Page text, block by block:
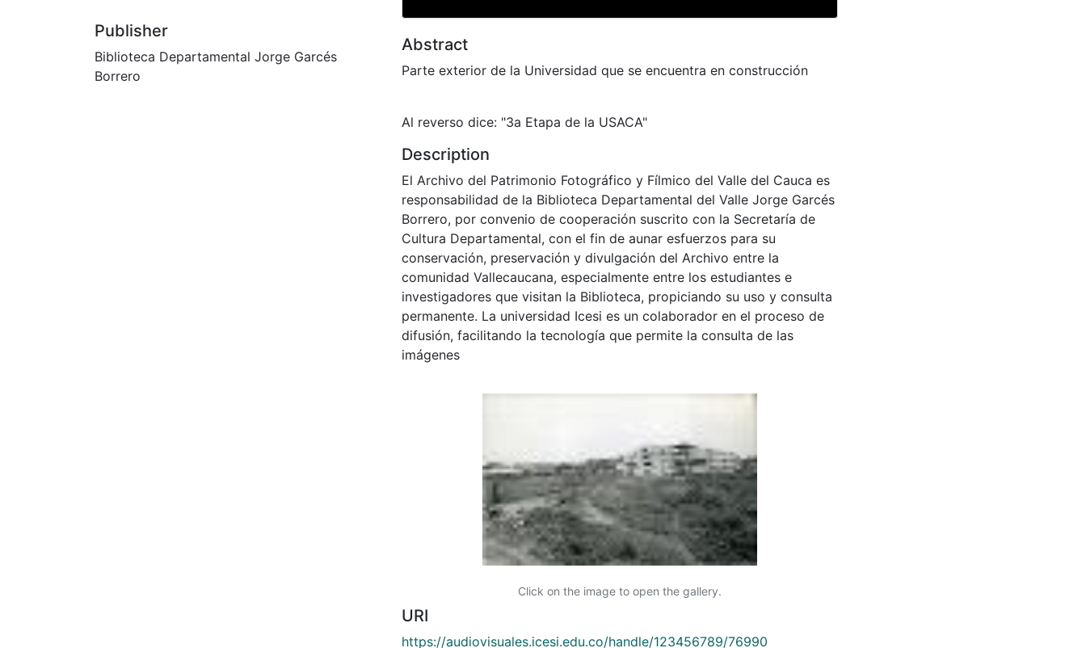
Publisher
Biblioteca Departamental Jorge Garcés
Borrero
Abstract
Parte exterior de la Universidad que se encuentra en construcción
Al reverso dice: "3a Etapa de la USACA"
Description
El Archivo del Patrimonio Fotográfico y Fílmico del Valle del Cauca es
responsabilidad de la Biblioteca Departamental del Valle Jorge Garcés
Borrero, por convenio de cooperación suscrito con la Secretaría de
Cultura Departamental, con el fin de aunar esfuerzos para su
conservación, preservación y divulgación del Archivo entre la
comunidad Vallecaucana, especialmente entre los estudiantes e
investigadores que visitan la Biblioteca, propiciando su uso y consulta
permanente. La universidad Icesi es un colaborador en el proceso de
difusión, facilitando la tecnología que permite la consulta de las
imágenes
Click on the image to open the gallery.
URI
https://audiovisuales.icesi.edu.co/handle/123456789/76990